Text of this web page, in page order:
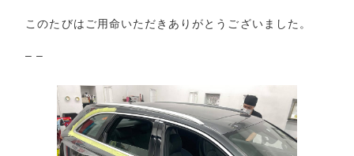
このたびはご用命いただきありがとうございました。
– –